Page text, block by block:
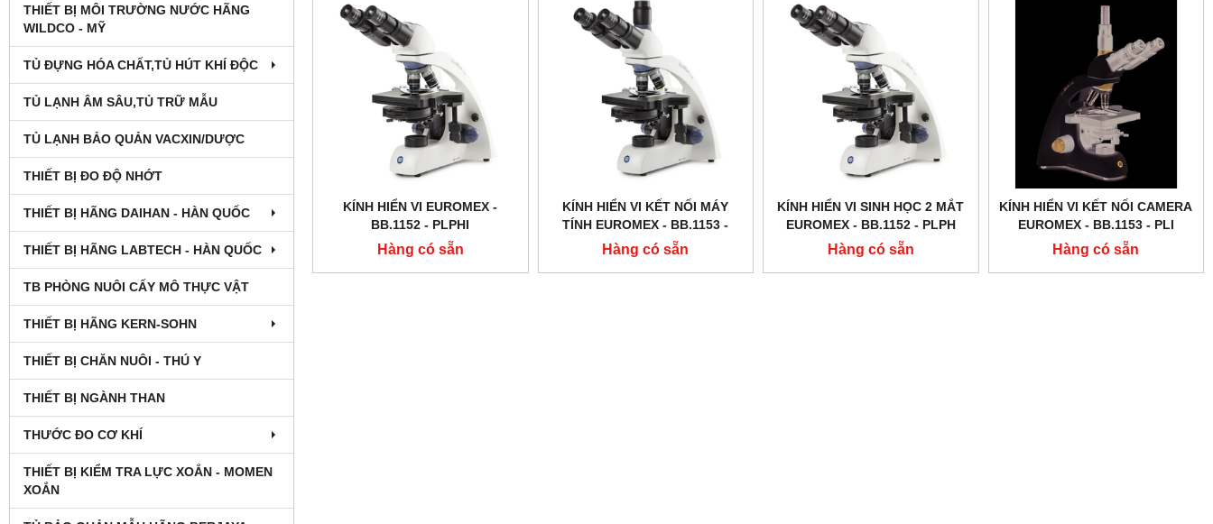
THIẾT BỊ MÔI TRƯỜNG NƯỚC HÃNG
WILDCO - MỸ
TỦ ĐỰNG HÓA CHẤT,TỦ HÚT KHÍ ĐỘC
TỦ LẠNH ÂM SÂU,TỦ TRỮ MẪU
TỦ LẠNH BẢO QUẢN VACXIN/DƯỢC
THIẾT BỊ ĐO ĐỘ NHỚT
THIẾT BỊ HÃNG DAIHAN - HÀN QUỐC
THIẾT BỊ HÃNG LABTECH - HÀN QUỐC
TB PHÒNG NUÔI CẤY MÔ THỰC VẬT
THIẾT BỊ HÃNG KERN-SOHN
THIẾT BỊ CHĂN NUÔI - THÚ Y
THIẾT BỊ NGÀNH THAN
THƯỚC ĐO CƠ KHÍ
THIẾT BỊ KIỂM TRA LỰC XOẮN - MOMEN
XOẮN
KÍNH HIỂN VI EUROMEX -
BB.1152 ‑ PLPHI
Hàng có sẵn
KÍNH HIỂN VI KẾT NỐI MÁY
TÍNH EUROMEX - BB.1153 ‑
PLPH
Hàng có sẵn
KÍNH HIỂN VI SINH HỌC 2 MẮT
EUROMEX - BB.1152 ‑ PLPH
Hàng có sẵn
KÍNH HIỂN VI KẾT NỐI CAMERA
EUROMEX - BB.1153 ‑ PLI
Hàng có sẵn